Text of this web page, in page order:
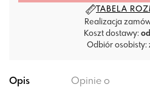
TABELA
Realizacja
Koszt dostawy:
Odbiór osobisty:
Opis
Opinie o